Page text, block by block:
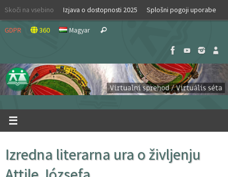
Skip
content
Skoči na vsebino Izjava o dostopnosti 2025 Splošni pogoji uporabe
GDPR 360 Magyar Search
Izredna literarna ura o življenju